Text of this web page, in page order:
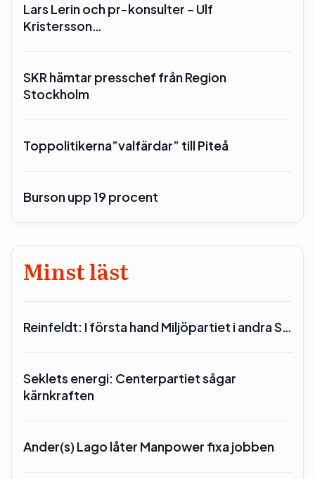
Lars Lerin och pr-konsulter – Ulf
Kristersson…
SKR hämtar presschef från Region
Stockholm
Toppolitikerna”valfärdar” till Piteå
Burson upp 19 procent
Minst läst
Reinfeldt: I första hand Miljöpartiet i andra S…
Seklets energi: Centerpartiet sågar
kärnkraften
Ander(s) Lago låter Manpower fixa jobben